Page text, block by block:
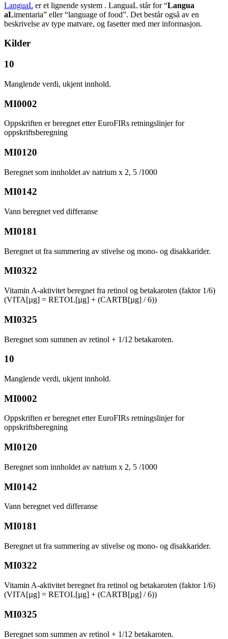
LanguaL er et lignende system . LanguaL står for “Langua
aLimentaria” eller “language of food”. Det består også av en
beskrivelse av type matvare, og fasetter med mer informasjon.
Kilder
10
Manglende verdi, ukjent innhold.
MI0002
Oppskriften er beregnet etter EuroFIRs retningslinjer for
oppskriftsberegning
MI0120
Beregnet som innholdet av natrium x 2, 5 /1000
MI0142
Vann beregnet ved differanse
MI0181
Beregnet ut fra summering av stivelse og mono- og disakkarider.
MI0322
Vitamin A-aktivitet beregnet fra retinol og betakaroten (faktor 1/6)
(VITA[µg] = RETOL[µg] + (CARTB[µg] / 6))
MI0325
Beregnet som summen av retinol + 1/12 betakaroten.
10
Manglende verdi, ukjent innhold.
MI0002
Oppskriften er beregnet etter EuroFIRs retningslinjer for
oppskriftsberegning
MI0120
Beregnet som innholdet av natrium x 2, 5 /1000
MI0142
Vann beregnet ved differanse
MI0181
Beregnet ut fra summering av stivelse og mono- og disakkarider.
MI0322
Vitamin A-aktivitet beregnet fra retinol og betakaroten (faktor 1/6)
(VITA[µg] = RETOL[µg] + (CARTB[µg] / 6))
MI0325
Beregnet som summen av retinol + 1/12 betakaroten.